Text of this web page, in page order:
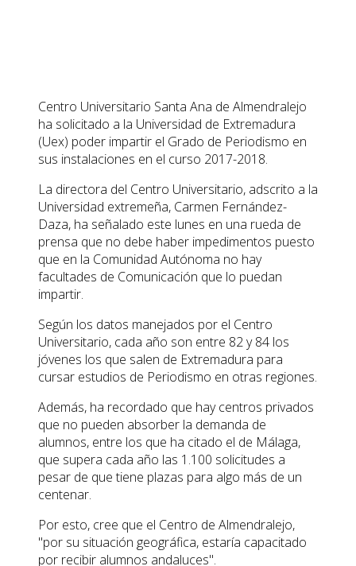
Centro Universitario Santa Ana de Almendralejo
ha solicitado a la Universidad de Extremadura
(Uex) poder impartir el Grado de Periodismo en
sus instalaciones en el curso 2017-2018.
La directora del Centro Universitario, adscrito a la
Universidad extremeña, Carmen Fernández-
Daza, ha señalado este lunes en una rueda de
prensa que no debe haber impedimentos puesto
que en la Comunidad Autónoma no hay
facultades de Comunicación que lo puedan
impartir.
Según los datos manejados por el Centro
Universitario, cada año son entre 82 y 84 los
jóvenes los que salen de Extremadura para
cursar estudios de Periodismo en otras regiones.
Además, ha recordado que hay centros privados
que no pueden absorber la demanda de
alumnos, entre los que ha citado el de Málaga,
que supera cada año las 1.100 solicitudes a
pesar de que tiene plazas para algo más de un
centenar.
Por esto, cree que el Centro de Almendralejo,
"por su situación geográfica, estaría capacitado
por recibir alumnos andaluces".